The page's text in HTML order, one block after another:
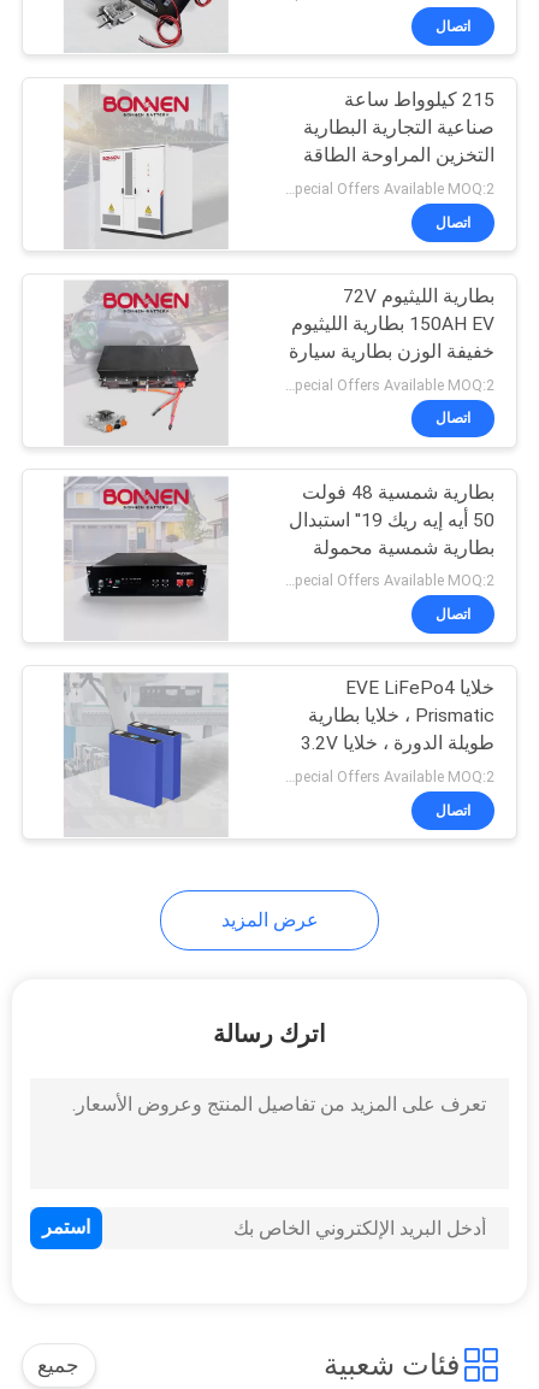
بطارية الليثيوم عربة
الغولف
21
احتياطي بطارية
الطاقة الشمسية
20
بطارية الليثيوم
للدراجة المتحركة
23
بطارية الليثيوم 12
خلايا بطارية الليثيوم
السياحية ، Rvs
اتصال
215 كيلوواط ساعة
صناعية التجارية البطارية
التخزين المراوحة الطاقة
الطاقة IP54
اتصال
بطارية الليثيوم 72V
150AH EV بطارية الليثيوم
خفيفة الوزن بطارية سيارة
الليثيوم للسيارات
الكهربائية LSV UTV
اتصال
بطارية شمسية 48 فولت
50 أيه إيه ريك 19′′ استبدال
بطارية شمسية محمولة
Pylontech US2000
Special Offers Available MOQ:2 وحدة
اتصال
خلايا EVE LiFePo4
Prismatic ، خلايا بطارية
طويلة الدورة ، خلايا 3.2V
173Ah للدراجات الثلاثية
الكهربائية ، عربات الغولف
، UTV
Special Offers Available MOQ:2 وحدة
اتصال
عرض المزيد
اترك رسالة
فئات شعبية جميع